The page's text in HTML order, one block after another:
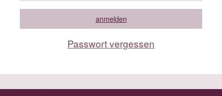
Passwort vergessen